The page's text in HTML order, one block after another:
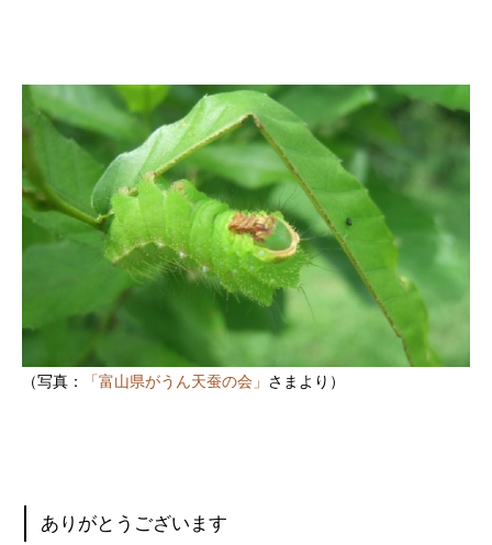
（写真： 「富山県がうん天蚕の会」 さまより）
ありがとうございます